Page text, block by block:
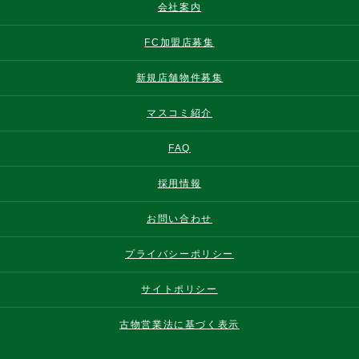
会社案内
FC加盟店募集
新規店舗物件募集
マスコミ紹介
FAQ
採用情報
お問い合わせ
プライバシーポリシー
サイトポリシー
古物営業法に基づく表示